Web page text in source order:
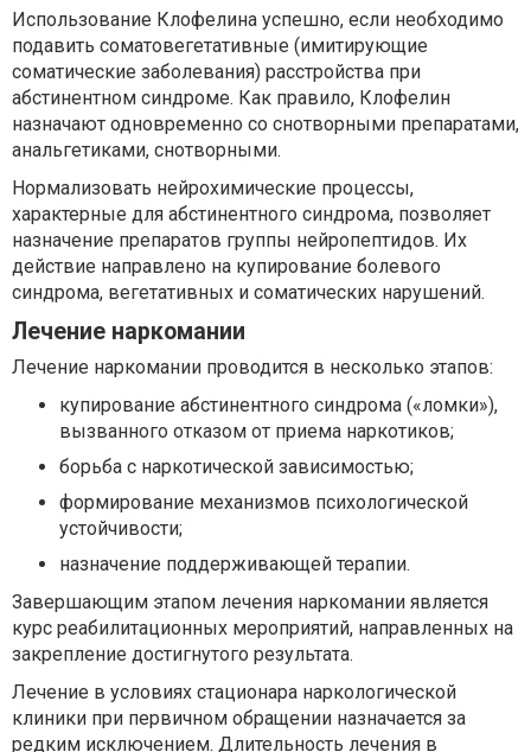
Использование Клофелина успешно, если необходимо
подавить соматовегетативные (имитирующие
соматические заболевания) расстройства при
абстинентном синдроме. Как правило, Клофелин
назначают одновременно со снотворными препаратами,
анальгетиками, снотворными.
Нормализовать нейрохимические процессы,
характерные для абстинентного синдрома, позволяет
назначение препаратов группы нейропептидов. Их
действие направлено на купирование болевого
синдрома, вегетативных и соматических нарушений.
Лечение наркомании
Лечение наркомании проводится в несколько этапов:
купирование абстинентного синдрома («ломки»),
вызванного отказом от приема наркотиков;
борьба с наркотической зависимостью;
формирование механизмов психологической
устойчивости;
назначение поддерживающей терапии.
Завершающим этапом лечения наркомании является
курс реабилитационных мероприятий, направленных на
закрепление достигнутого результата.
Лечение в условиях стационара наркологической
клиники при первичном обращении назначается за
редким исключением. Длительность лечения в